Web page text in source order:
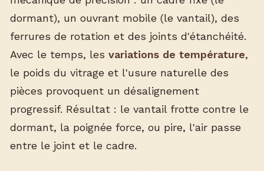
dormant), un ouvrant mobile (le vantail), des
ferrures de rotation et des joints d'étanchéité.
Avec le temps, les variations de température,
le poids du vitrage et l'usure naturelle des
pièces provoquent un désalignement
progressif. Résultat : le vantail frotte contre le
dormant, la poignée force, ou pire, l'air passe
entre le joint et le cadre.